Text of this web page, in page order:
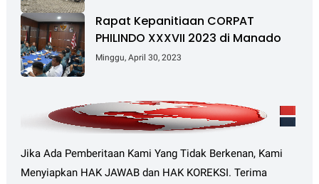
Rapat Kepanitiaan CORPAT
PHILINDO XXXVII 2023 di Manado
Minggu, April 30, 2023
Jika Ada Pemberitaan Kami Yang Tidak Berkenan, Kami
Menyiapkan HAK JAWAB dan HAK KOREKSI. Terima